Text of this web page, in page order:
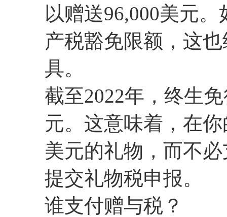
以赠送96,000美元
产税豁免限额，这
具。
截至2022年，终生
元。这意味着，在
美元的礼物，而不
提交礼物税申报。
谁支付赠与税？